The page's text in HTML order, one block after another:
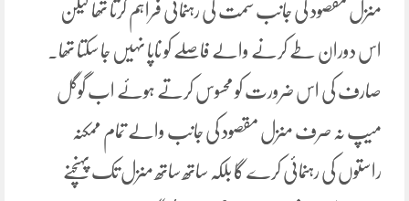
منزل مقصود کی جانب سمت کی رہنمائی فراہم کرتا تھا لیکن
اس دوران طے کرنے والے فاصلے کو ناپا نہیں جا سکتا تھا۔
صارف کی اس ضرورت کو محسوس کرتے ہوئے اب گوگل
میپ نہ صرف منزل مقصود کی جانب والے تمام ممکنہ
راستوں کی رہنمائی کرے گا بلکہ ساتھ ساتھ منزل تک پہنچنے